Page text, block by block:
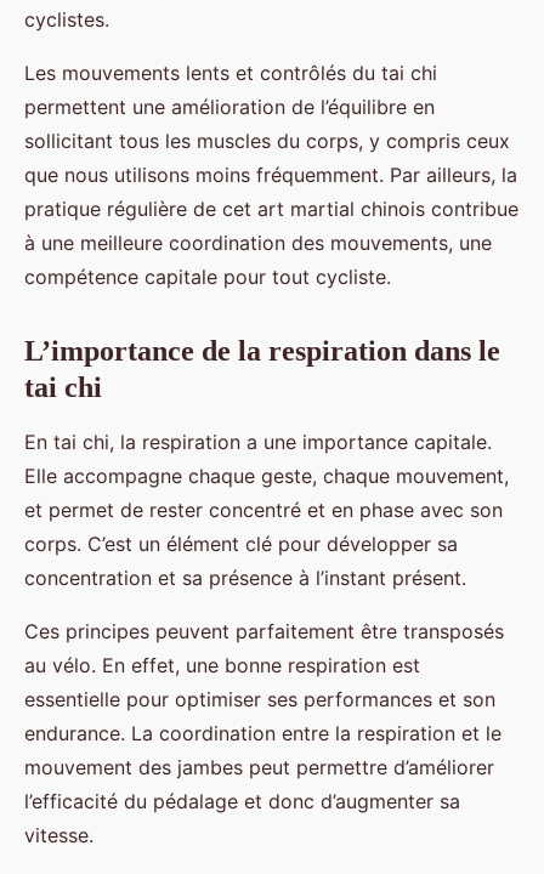
cyclistes.
Les mouvements lents et contrôlés du tai chi
permettent une amélioration de l’équilibre en
sollicitant tous les muscles du corps, y compris ceux
que nous utilisons moins fréquemment. Par ailleurs, la
pratique régulière de cet art martial chinois contribue
à une meilleure coordination des mouvements, une
compétence capitale pour tout cycliste.
L’importance de la respiration dans le
tai chi
En tai chi, la respiration a une importance capitale.
Elle accompagne chaque geste, chaque mouvement,
et permet de rester concentré et en phase avec son
corps. C’est un élément clé pour développer sa
concentration et sa présence à l’instant présent.
Ces principes peuvent parfaitement être transposés
au vélo. En effet, une bonne respiration est
essentielle pour optimiser ses performances et son
endurance. La coordination entre la respiration et le
mouvement des jambes peut permettre d’améliorer
l’efficacité du pédalage et donc d’augmenter sa
vitesse.